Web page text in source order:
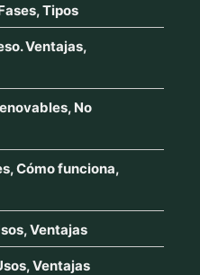
Tipos
Ventajas,
No
Cómo funciona,
Ventajas
Ventajas